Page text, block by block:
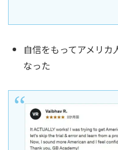
自信をもってアメリ
なった